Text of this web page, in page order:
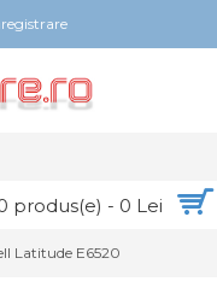
produs(e) - 0 Lei
Latitude E6520